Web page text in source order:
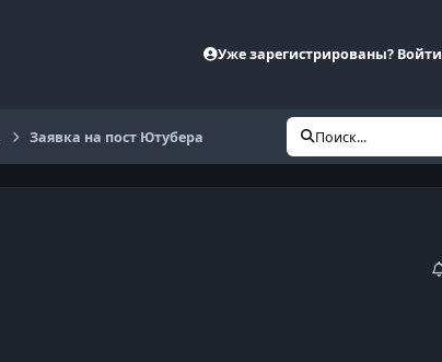
Уже зарегистрированы? Войти
Заявка на пост Ютубера Поиск...